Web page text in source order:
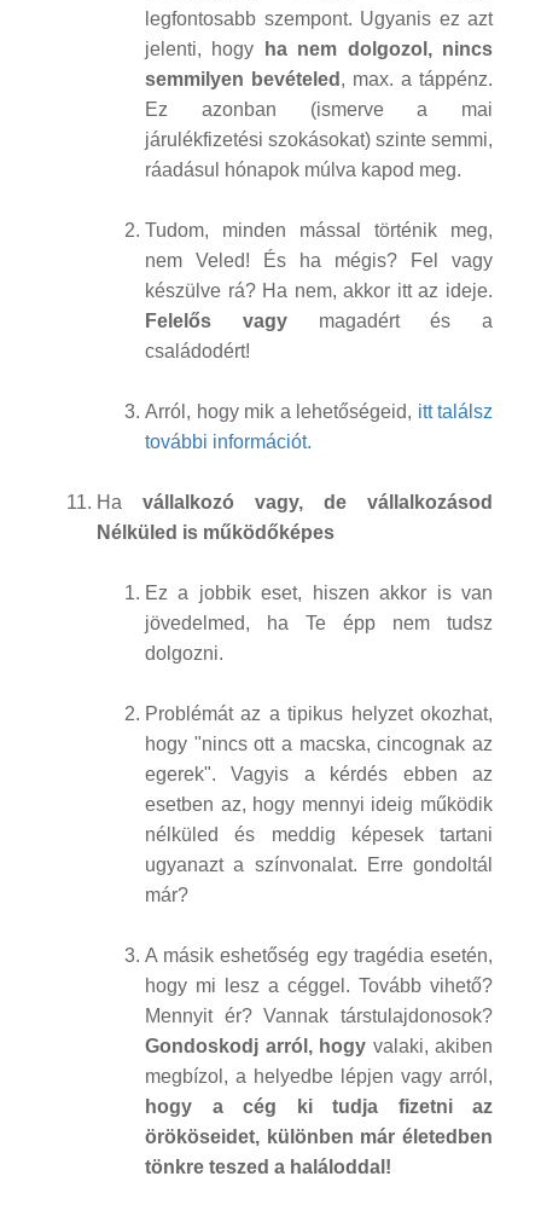
legfontosabb szempont. Ugyanis ez azt
jelenti, hogy
ha nem dolgozol, nincs
semmilyen bevételed , max. a táppénz.
Ez azonban (ismerve a mai
járulékfizetési szokásokat) szinte semmi,
ráadásul hónapok múlva kapod meg.
Tudom, minden mással történik meg,
nem Veled! És ha mégis? Fel vagy
készülve rá? Ha nem, akkor itt az ideje.
Felelős vagymagadért és a
családodért!
Arról, hogy mik a lehetőségeid, itt találsz
további információt.
Ha vállalkozó vagy, de vállalkozásod
Nélküled is működőképes
Ez a jobbik eset, hiszen akkor is van
jövedelmed, ha Te épp nem tudsz
dolgozni.
Problémát az a tipikus helyzet okozhat,
hogy "nincs ott a macska, cincognak az
egerek". Vagyis a kérdés ebben az
esetben az, hogy mennyi ideig működik
nélküled és meddig képesek tartani
ugyanazt a színvonalat. Erre gondoltál
már?
A másik eshetőség egy tragédia esetén,
hogy mi lesz a céggel. Tovább vihető?
Mennyit ér? Vannak társtulajdonosok?
Gondoskodj arról, hogy valaki, akiben
megbízol, a helyedbe lépjen vagy arról,
hogy a cég ki tudja fizetni az
örököseidet, különben már életedben
tönkre teszed a haláloddal!